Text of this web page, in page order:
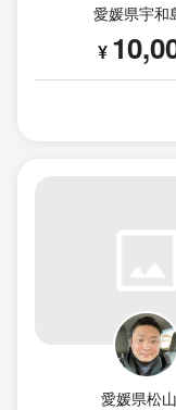
愛媛県宇和
¥
愛媛県松